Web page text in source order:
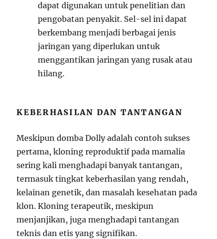
dapat digunakan untuk penelitian dan
pengobatan penyakit. Sel-sel ini dapat
berkembang menjadi berbagai jenis
jaringan yang diperlukan untuk
menggantikan jaringan yang rusak atau
hilang.
KEBERHASILAN DAN TANTANGAN
Meskipun domba Dolly adalah contoh sukses
pertama, kloning reproduktif pada mamalia
sering kali menghadapi banyak tantangan,
termasuk tingkat keberhasilan yang rendah,
kelainan genetik, dan masalah kesehatan pada
klon. Kloning terapeutik, meskipun
menjanjikan, juga menghadapi tantangan
teknis dan etis yang signifikan.